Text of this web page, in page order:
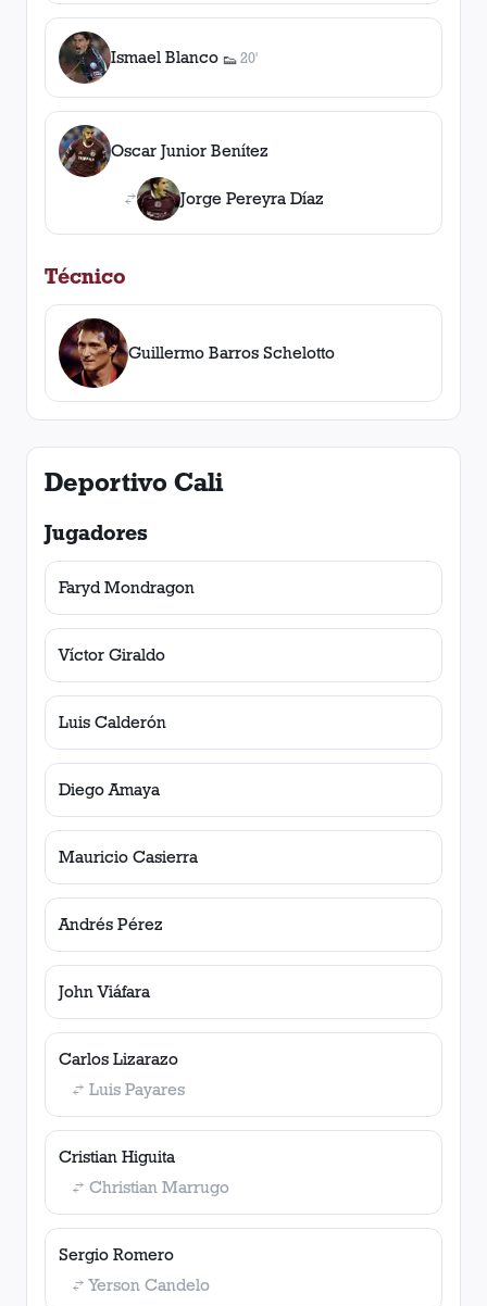
Ismael Blanco 👟
1asistencia
20'
Oscar Junior Benítez
Jorge Pereyra Díaz
Técnico
Guillermo Barros Schelotto
Deportivo Cali
Jugadores
Faryd Mondragon
Víctor Giraldo
Luis Calderón
Diego Amaya
Mauricio Casierra
Andrés Pérez
John Viáfara
Carlos Lizarazo
Luis Payares
Cristian Higuita
Christian Marrugo
Sergio Romero
Yerson Candelo